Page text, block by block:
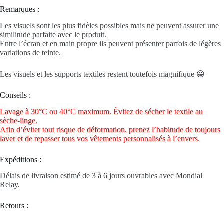
Remarques :
Les visuels sont les plus fidèles possibles mais ne peuvent assurer une
similitude parfaite avec le produit.
Entre l’écran et en main propre ils peuvent présenter parfois de légères
variations de teinte.
Les visuels et les supports textiles restent toutefois magnifique 😀
Conseils :
Lavage à 30°C ou 40°C maximum. Évitez de sécher le textile au
sèche-linge.
Afin d’éviter tout risque de déformation, prenez l’habitude de toujours
laver et de repasser tous vos vêtements personnalisés à l’envers.
Expéditions :
Délais de livraison estimé de 3 à 6 jours ouvrables avec Mondial
Relay.
Retours :